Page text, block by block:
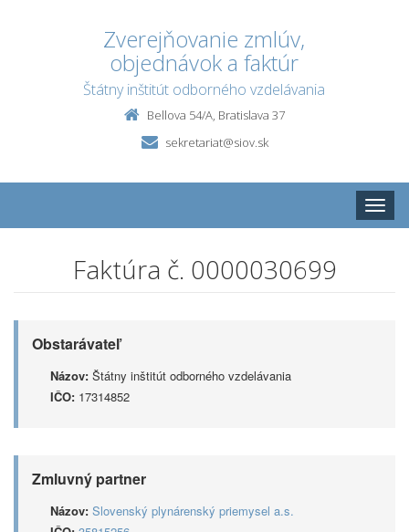
Zverejňovanie zmlúv,
objednávok a faktúr
Štátny inštitút odborného vzdelávania
Bellova 54/A, Bratislava 37
sekretariat@siov.sk
Toggle
Faktúra č. 0000030699
Obstarávateľ
Názov: Štátny inštitút odborného vzdelávania
IČO: 17314852
Zmluvný partner
Názov: Slovenský plynárenský priemysel a.s.